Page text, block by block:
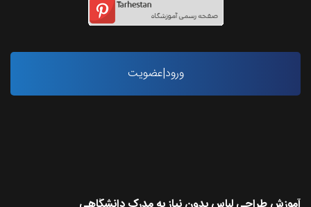
ورود|عضویت